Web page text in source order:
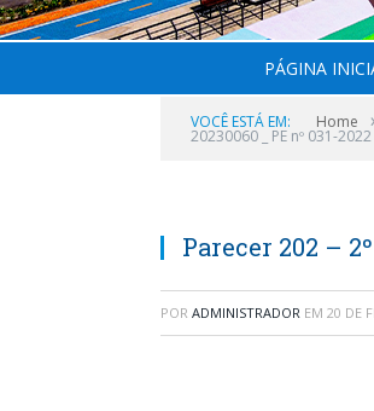
PÁGINA
VOCÊ ESTÁ EM: Home
20230060 _ PE nº 031-2022
Parecer 202 –
POR ADMINISTRADOR EM 20 DE